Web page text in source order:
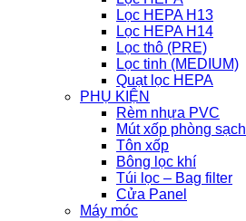
Lọc HEPA H13
Lọc HEPA H14
Lọc thô (PRE)
Lọc tinh (MEDIUM)
Quạt lọc HEPA
PHỤ KIỆN
Rèm nhựa PVC
Mút xốp phòng sạch
Tôn xốp
Bông lọc khí
Túi lọc – Bag filter
Cửa Panel
Máy móc